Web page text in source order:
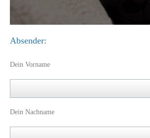
Absender:
Dein Vorname
Dein Nachname